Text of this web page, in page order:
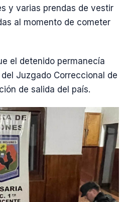
y varias prendas de vestir
al momento de cometer
el detenido permanecía
Juzgado Correccional de
de salida del país.